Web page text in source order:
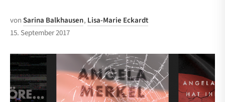
vonSarina Balkhausen, Lisa-Marie Eckardt
15. September 2017